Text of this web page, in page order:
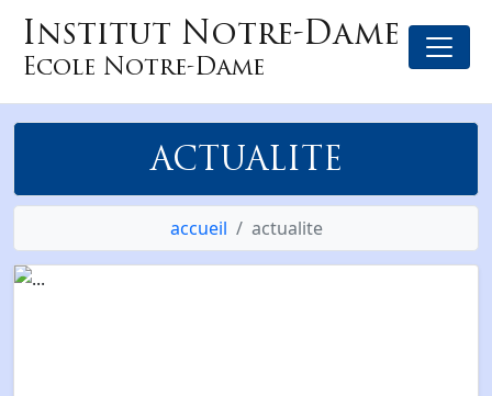
Institut Notre-Dame
Ecole Notre-Dame
ACTUALITE
accueil actualite